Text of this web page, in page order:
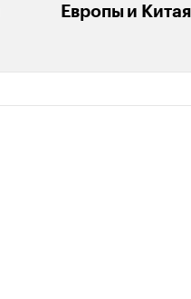
Европы и Китая